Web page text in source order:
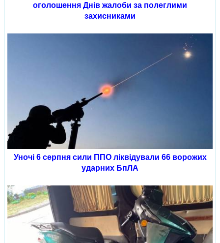
оголошення Днів жалоби за полеглими
захисниками
Уночі 6 серпня сили ППО ліквідували 66 ворожих
ударних БпЛА